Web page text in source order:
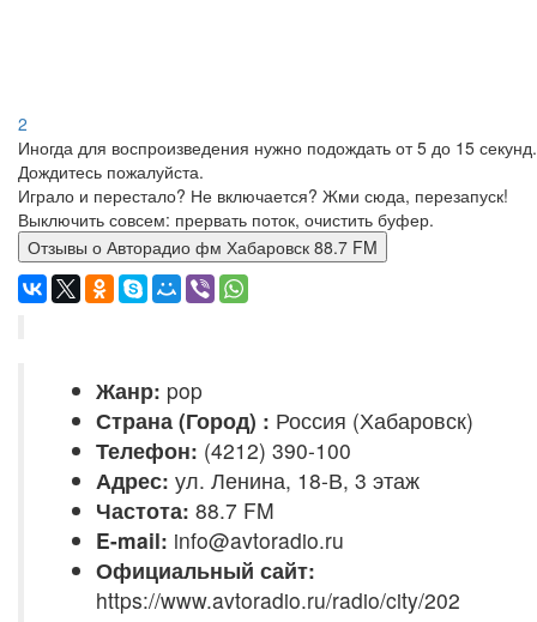
2
Иногда для воспроизведения нужно подождать от 5 до 15 секунд.
Дождитесь пожалуйста.
Играло и перестало? Не включается? Жми сюда, перезапуск!
Выключить совсем: прервать поток, очистить буфер.
Отзывы о Авторадио фм Хабаровск 88.7 FM
Жанр: pop
Страна (Город) : Россия (Хабаровск)
Телефон: (4212) 390-100
Адрес: ул. Ленина, 18-В, 3 этаж
Частота: 88.7 FM
E-mail: info@avtoradio.ru
Официальный сайт:
https://www.avtoradio.ru/radio/city/202